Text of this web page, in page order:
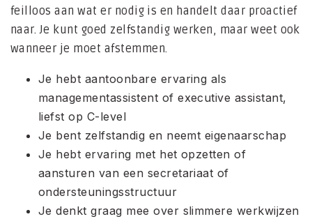
feilloos aan wat er nodig is en handelt daar proactief
naar. Je kunt goed zelfstandig werken, maar weet ook
wanneer je moet afstemmen.
Je hebt aantoonbare ervaring als
managementassistent of executive assistant,
liefst op C-level
Je bent zelfstandig en neemt eigenaarschap
Je hebt ervaring met het opzetten of
aansturen van een secretariaat of
ondersteuningsstructuur
Je denkt graag mee over slimmere werkwijzen